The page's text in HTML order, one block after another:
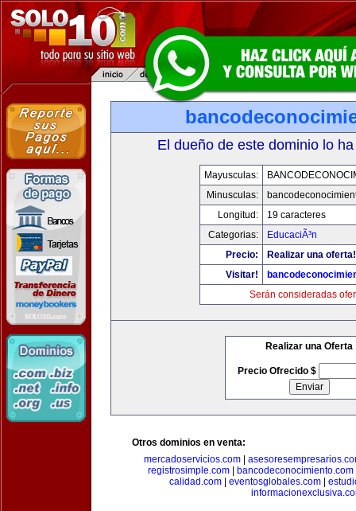
El dueño de este dominio lo
Mayusculas:
Minusculas:
Longitud:
19 caracteres
Categorias:
EducaciÃ³n
Precio:
Realizar una oferta!
Visitar!
Serán consideradas
Realizar una Oferta
Precio Ofrecido $
Otros dominios en venta:
mercadoservicios.com|
registrosimple.com
bancodeconocimiento.com
calidad.com
eventosglobales.com